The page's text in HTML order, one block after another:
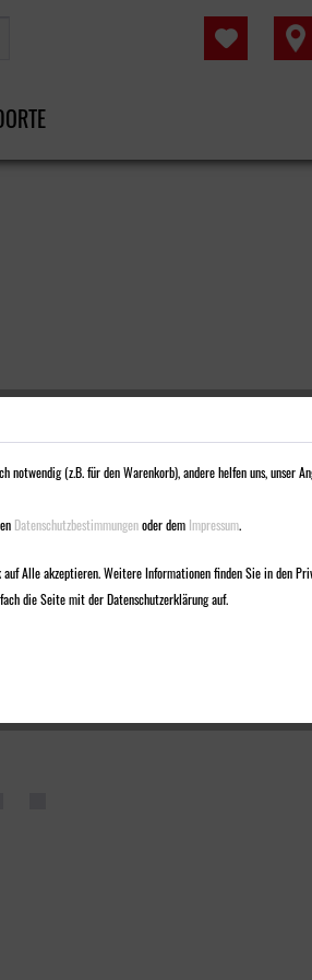
notwendig (z.B. für den Warenkorb), andere helfen uns, unser
Datenschutzbestimmungenoder dem Impressum.
Alle akzeptieren. Weitere Informationen finden Sie in den
die Seite mit der Datenschutzerklärung auf.